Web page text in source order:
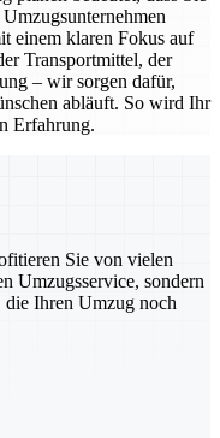
einem klaren Fokus auf
Transportmittel, der
– wir sorgen dafür,
abläuft. So wird Ihr
Erfahrung.
Sie von vielen
Umzugsservice, sondern
die Ihren Umzug noch